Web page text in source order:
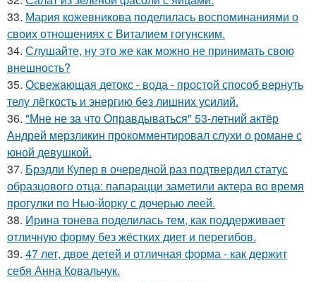
33. Мария кожевникова поделилась воспоминаниями о
своих отношениях с Виталием гогунским.
34. Слушайте, ну это же как можно не принимать свою
внешность?
35. Освежающая детокс - вода - простой способ вернуть
телу лёгкость и энергию без лишних усилий.
36. "Мне не за что Оправдываться" 53-летний актёр
Андрей мерзликин прокомментировал слухи о романе с
юной девушкой.
37. Брэдли Купер в очередной раз подтвердил статус
образцового отца: папарацци заметили актера во время
прогулки по Нью-йорку с дочерью леей.
38. Ирина тонева поделилась тем, как поддерживает
отличную форму без жёстких диет и перегибов.
39. 47 лет, двое детей и отличная форма - как держит
себя Анна Ковальчук.